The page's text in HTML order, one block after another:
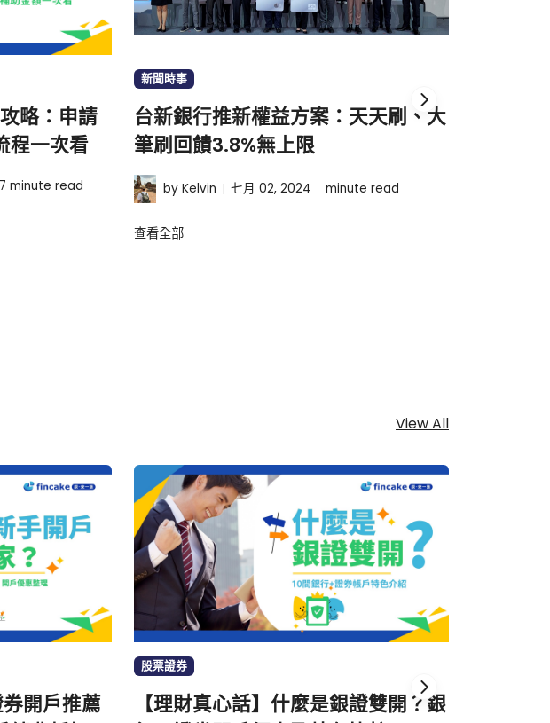
略：申請
程一次看
7 minute read
新聞時事
台新銀行推新權益方案：天天刷、大
筆刷回饋3.8%無上限
by Kelvin 七月 02, 2024 minute read
查看全部
View All
券開戶推薦
股票證券
【理財真心話】什麼是銀證雙開？銀